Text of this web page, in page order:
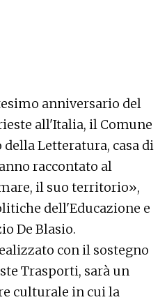
anniversario del
all'Italia, il Comune
Letteratura, casa di
raccontato al
il suo territorio»,
dell'Educazione e
De Blasio.
con il sostegno
Trasporti, sarà un
culturale in cui la